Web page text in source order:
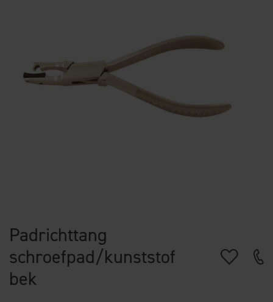
Padrichttang
schroefpad/kunststof
bek